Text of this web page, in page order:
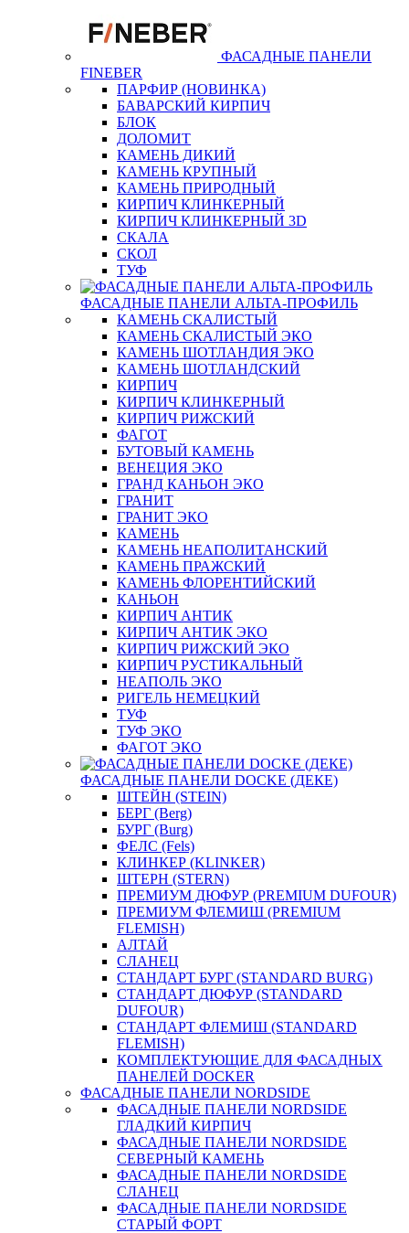
ФАСАДНЫЕ ПАНЕЛИ
FINEBER
ПАРФИР (НОВИНКА)
БАВАРСКИЙ КИРПИЧ
БЛОК
ДОЛОМИТ
КАМЕНЬ ДИКИЙ
КАМЕНЬ КРУПНЫЙ
КАМЕНЬ ПРИРОДНЫЙ
КИРПИЧ КЛИНКЕРНЫЙ
КИРПИЧ КЛИНКЕРНЫЙ 3D
СКАЛА
СКОЛ
ТУФ
ФАСАДНЫЕ ПАНЕЛИ АЛЬТА-ПРОФИЛЬ
КАМЕНЬ СКАЛИСТЫЙ
КАМЕНЬ СКАЛИСТЫЙ ЭКО
КАМЕНЬ ШОТЛАНДИЯ ЭКО
КАМЕНЬ ШОТЛАНДСКИЙ
КИРПИЧ
КИРПИЧ КЛИНКЕРНЫЙ
КИРПИЧ РИЖСКИЙ
ФАГОТ
БУТОВЫЙ КАМЕНЬ
ВЕНЕЦИЯ ЭКО
ГРАНД КАНЬОН ЭКО
ГРАНИТ
ГРАНИТ ЭКО
КАМЕНЬ
КАМЕНЬ НЕАПОЛИТАНСКИЙ
КАМЕНЬ ПРАЖСКИЙ
КАМЕНЬ ФЛОРЕНТИЙСКИЙ
КАНЬОН
КИРПИЧ АНТИК
КИРПИЧ АНТИК ЭКО
КИРПИЧ РИЖСКИЙ ЭКО
КИРПИЧ РУСТИКАЛЬНЫЙ
НЕАПОЛЬ ЭКО
РИГЕЛЬ НЕМЕЦКИЙ
ТУФ
ТУФ ЭКО
ФАГОТ ЭКО
ФАСАДНЫЕ ПАНЕЛИ DOCKE (ДЕКЕ)
ШТЕЙН (STEIN)
БЕРГ (Berg)
БУРГ (Burg)
ФЕЛС (Fels)
КЛИНКЕР (KLINKER)
ШТЕРН (STERN)
ПРЕМИУМ ДЮФУР (PREMIUM DUFOUR)
ПРЕМИУМ ФЛЕМИШ (PREMIUM
FLEMISH)
АЛТАЙ
СЛАНЕЦ
СТАНДАРТ БУРГ (STANDARD BURG)
СТАНДАРТ ДЮФУР (STANDARD
DUFOUR)
СТАНДАРТ ФЛЕМИШ (STANDARD
FLEMISH)
КОМПЛЕКТУЮЩИЕ ДЛЯ ФАСАДНЫХ
ПАНЕЛЕЙ DOCKER
ФАСАДНЫЕ ПАНЕЛИ NORDSIDE
ФАСАДНЫЕ ПАНЕЛИ NORDSIDE
ГЛАДКИЙ КИРПИЧ
ФАСАДНЫЕ ПАНЕЛИ NORDSIDE
СЕВЕРНЫЙ КАМЕНЬ
ФАСАДНЫЕ ПАНЕЛИ NORDSIDE
СЛАНЕЦ
ФАСАДНЫЕ ПАНЕЛИ NORDSIDE
СТАРЫЙ ФОРТ